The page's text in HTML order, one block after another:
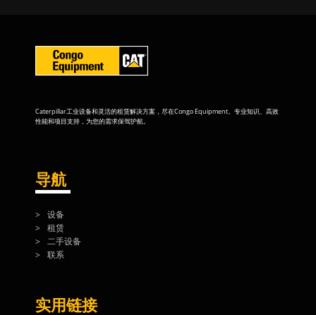
Caterpillar工业设备和灵活的租赁解决方案，尽在Congo Equipment。专业知识、高效
性能和项目支持，为您的需求保驾护航。
导航
设备
租赁
二手设备
联系
实用链接